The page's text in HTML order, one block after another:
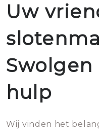
Uw
hulp
Wij vinden het